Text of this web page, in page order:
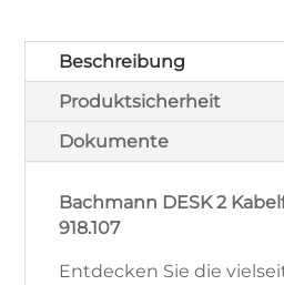
Beschreibung
Produktsicherheit
Dokumente
Bachmann DESK 2
918.107
Entdecken Sie die